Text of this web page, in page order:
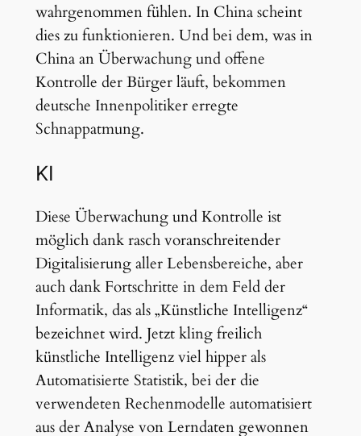
wahrgenommen fühlen. In China scheint
dies zu funktionieren. Und bei dem, was in
China an Überwachung und offene
Kontrolle der Bürger läuft, bekommen
deutsche Innenpolitiker erregte
Schnappatmung.
KI
Diese Überwachung und Kontrolle ist
möglich dank rasch voranschreitender
Digitalisierung aller Lebensbereiche, aber
auch dank Fortschritte in dem Feld der
Informatik, das als „Künstliche Intelligenz“
bezeichnet wird. Jetzt kling freilich
künstliche Intelligenz viel hipper als
Automatisierte Statistik, bei der die
verwendeten Rechenmodelle automatisiert
aus der Analyse von Lerndaten gewonnen